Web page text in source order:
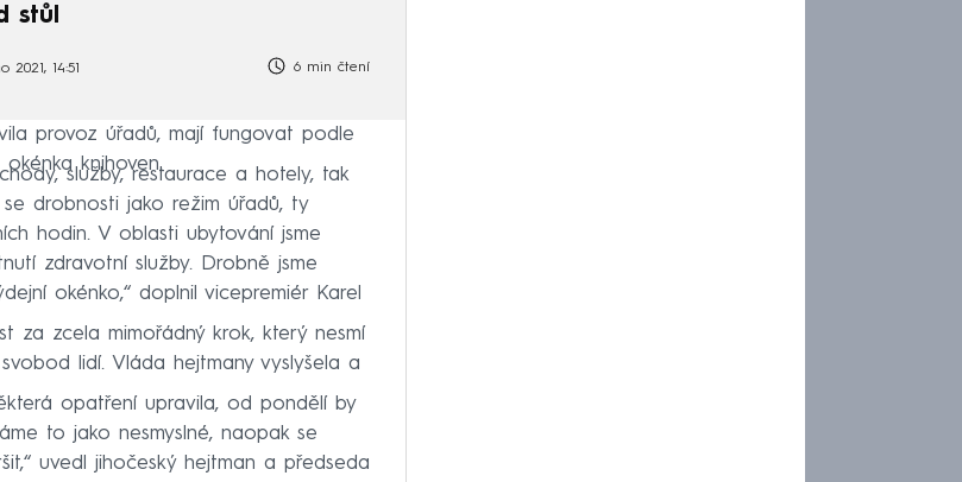
stůl
2021, 14:51 6 min čtení
provoz úřadů, mají fungovat podle
knihoven.
služby, restaurace a hotely, tak
drobnosti jako režim úřadů, ty
hodin. V oblasti ubytování jsme
zdravotní služby. Drobně jsme
okénko,“ doplnil vicepremiér Karel
za zcela mimořádný krok, který nesmí
lidí. Vláda hejtmany vyslyšela a
opatření upravila, od pondělí by
to jako nesmyslné, naopak se
uvedl jihočeský hejtman a předseda